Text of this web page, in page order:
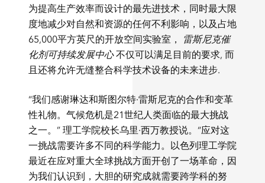
为提高生产效率而设计的最先进技术，同时最大限
度地减少对自然和资源的任何不利影响，以及占地
65,000平方英尺的开放空间实验室， 雷斯尼克催
化剂可持续发展中心不仅可以满足目前的要求, 而
且还将允许无缝整合科学技术设备的未来进步.
“我们感谢琳达和斯图尔特·雷斯尼克的合作和变革
性礼物。气候危机是21世纪人类面临的最大挑战
之一。” 理工学院校长乌里·西万教授说。“应对这
一挑战需要许多不同的科学能力。以色列理工学院
最近在应对重大全球挑战方面开创了一场革命，因
为我们认识到，大胆的研究成就需要跨学科的努